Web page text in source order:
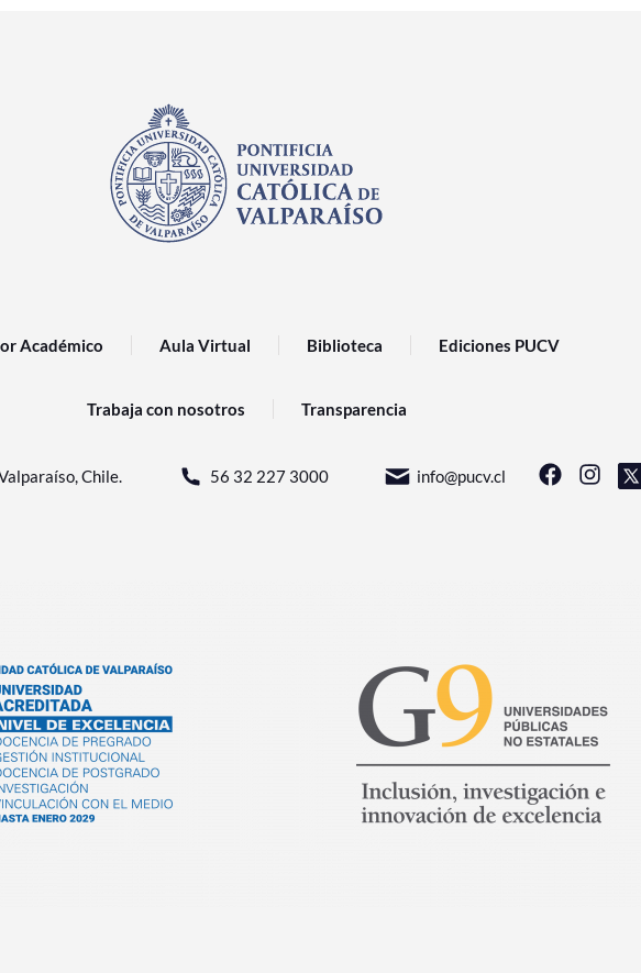
Académico Aula Virtual Biblioteca Ediciones PUCV
Trabaja con nosotros Transparencia
Chile. 56 32 227 3000 info@pucv.cl